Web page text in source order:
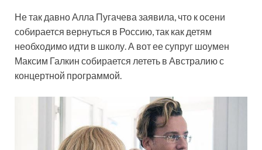
Не так давно Алла Пугачева заявила, что к осени
собирается вернуться в Россию, так как детям
необходимо идти в школу. А вот ее супруг шоумен
Максим Галкин собирается лететь в Австралию с
концертной программой.